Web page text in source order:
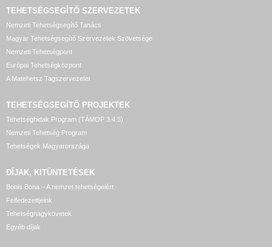
TEHETSÉGSEGÍTŐ SZERVEZETEK
Nemzeti Tehetségsegítő Tanács
Magyar Tehetségsegítő Szervezetek Szövetsége
Nemzeti Tehetségpont
Európai Tehetségközpont
A Matehetsz Tagszervezetei
TEHETSÉGSEGÍTŐ PROJEKTEK
Tehetséghidak Program (TÁMOP 3.4.5)
Nemzeti Tehetség Program
Tehetségek Magyarországa
DÍJAK, KITÜNTETÉSEK
Bonis Bona – A nemzet tehetségeiért
Felfedezettjeink
Tehetségnagykövetek
Egyéb díjak